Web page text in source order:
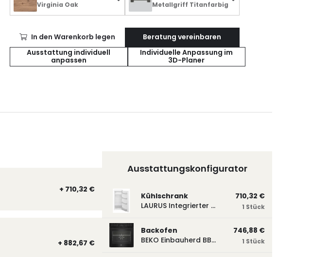
Virginia Oak
Metallgriff Titanfarbig
In den Warenkorb legen
Beratung vereinbaren
Ausstattung individuell
anpassen
Individuelle Anpassung im
3D-Planer
+ 710,32 €
+ 882,67 €
Ausstattungskonfigurator
Kühlschrank
LAURUS Integrierter Kühlautomat LKG122E LKG122E
710,32 €
1 Stück
Backofen
BEKO Einbauherd BBUM113N2B mit Hydrolyse, Schwarz BBUM113N2B
746,88 €
1 Stück